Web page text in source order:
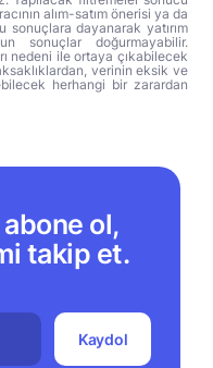
alım-satım önerisi ya da
sonuçlara dayanarak yatırım
sonuçlar doğurmayabilir.
nedeni ile ortaya çıkabilecek
verinin eksik ve
herhangi bir zarardan
abone ol,
takip et.
Kaydol